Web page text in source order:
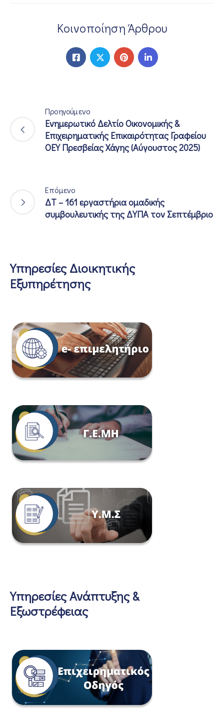
Κοινοποίηση Άρθρου
Προηγούμενο
Ενημερωτικό Δελτίο Οικονομικής &
Επιχειρηματικής Επικαιρότητας Γραφείου
ΟΕΥ Πρεσβείας Χάγης (Αύγουστος 2025)
Επόμενο
ΔΤ – 161 εργαστήρια ομαδικής
συμβουλευτικής της ΔΥΠΑ τον Σεπτέμβριο
Υπηρεσίες Διοικητικής
Εξυπηρέτησης
Υπηρεσίες Ανάπτυξης &
Εξωστρέφειας